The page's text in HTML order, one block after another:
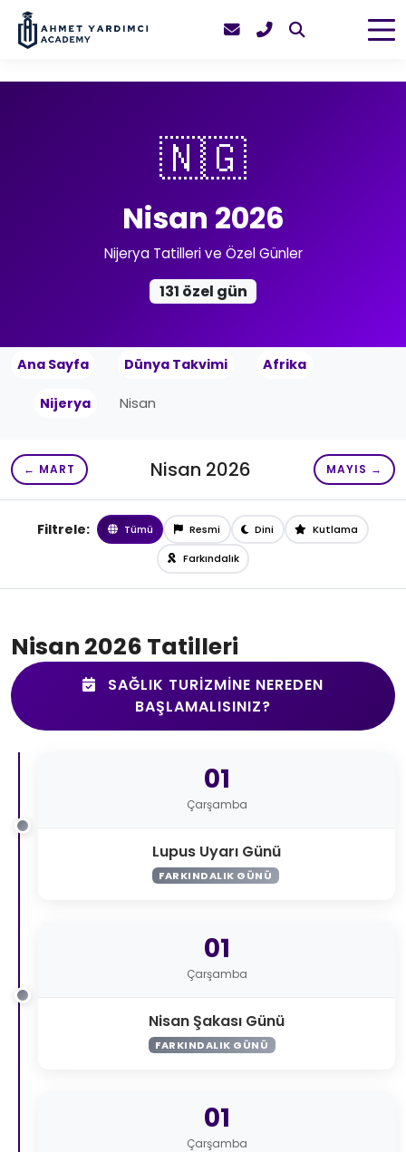
🇳🇬
Nisan 2026
Nijerya Tatilleri ve Özel Günler
131 özel gün
Ana Sayfa Dünya Takvimi Afrika
Nijerya Nisan
← MART Nisan 2026 MAYIS →
Filtrele: Tümü Resmi Dini Kutlama
Farkındalık
Nisan 2026 Tatilleri
SAĞLIK TURIZMINE NEREDEN
BAŞLAMALISINIZ?
01
Çarşamba
Lupus Uyarı Günü
FARKINDALIK GÜNÜ
01
Çarşamba
Nisan Şakası Günü
FARKINDALIK GÜNÜ
01
Çarşamba